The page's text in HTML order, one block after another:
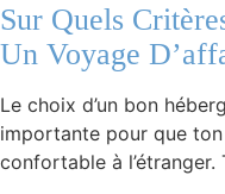
Sur Quels
Un Voyage
Le choix d’un bon
importante pour que
confortable à l’étranger.